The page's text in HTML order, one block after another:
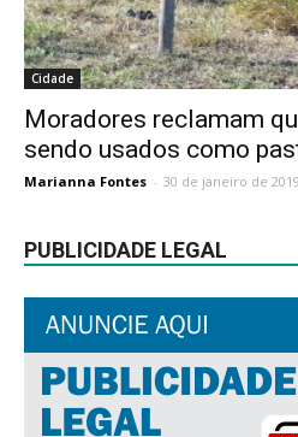
Cidade
Moradores reclamam
sendo usados como
Marianna Fontes - 30 de janeiro de 2019
PUBLICIDADE LEGAL